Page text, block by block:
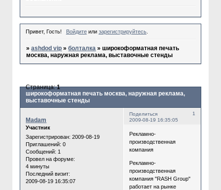
Привет, Гость! Войдитеили зарегистрируйтесь.
»ashdod vip »болталка »широкоформатная печать
москва, наружная реклама, выставочные стенды
широкоформатная печать москва, наружная реклама,
выставочные стенды
Страница:1
Поделиться
1
2009-08-19 16:35:05
Madam
Участник
Зарегистрирован: 2009-08-19
Приглашений: 0
Сообщений: 1
Провел на форуме:
4 минуты
Последний визит:
2009-08-19 16:35:07
Рекламно-
производственная
компания
Рекламно-
производственная
компания "RASH Group"
работает на рынке